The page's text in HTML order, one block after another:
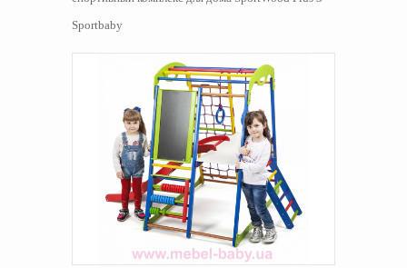
Sportbaby